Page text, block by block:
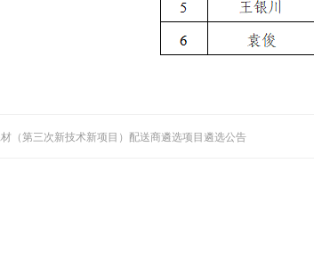
（第三次新技术新项目）配送商遴选项目遴选公告